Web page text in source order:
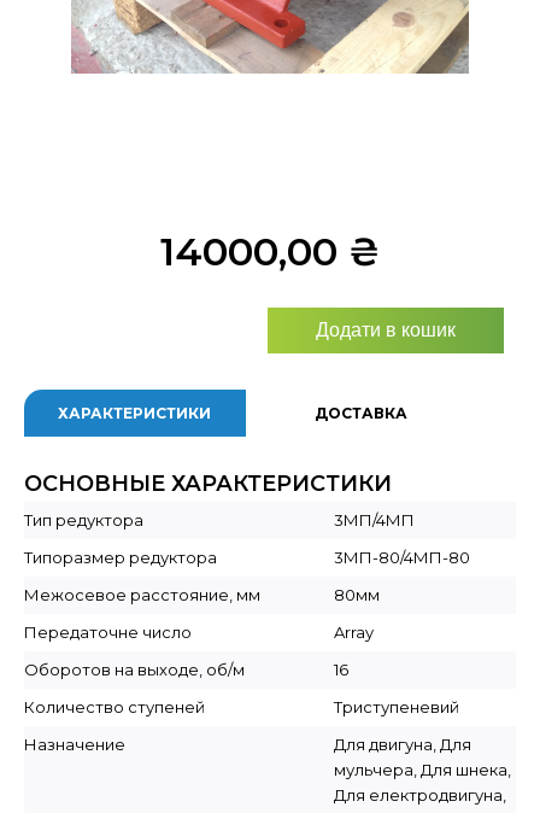
14000,00 ₴
Додати в кошик
ХАРАКТЕРИСТИКИ ДОСТАВКА
ОСНОВНЫЕ ХАРАКТЕРИСТИКИ
Тип редуктора
3МП/4МП
Типоразмер редуктора
3МП-80/4МП-80
Межосевое расстояние, мм
80мм
Передаточне число
Array
Оборотов на выходе, об/м
16
Количество ступеней
Триступеневий
Назначение
Для двигуна, Для
мульчера, Для шнека,
Для електродвигуна,